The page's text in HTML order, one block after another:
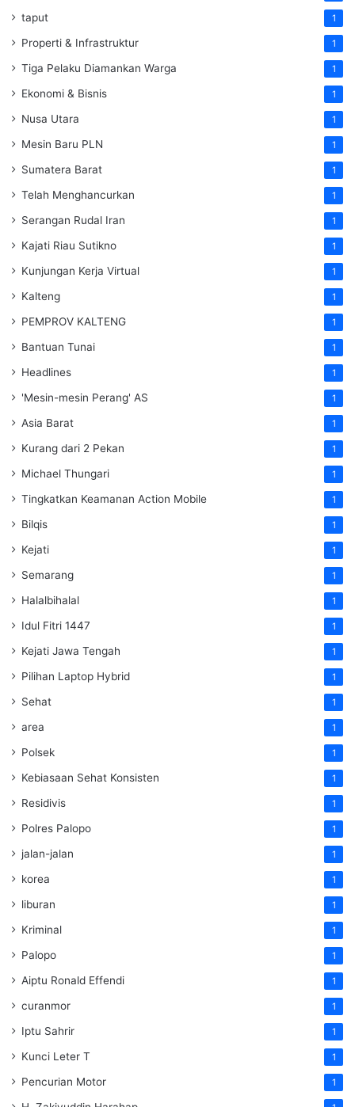
taput 1
Properti & Infrastruktur 1
Tiga Pelaku Diamankan Warga 1
Ekonomi & Bisnis 1
Nusa Utara 1
Mesin Baru PLN 1
Sumatera Barat 1
Telah Menghancurkan 1
Serangan Rudal Iran 1
Kajati Riau Sutikno 1
Kunjungan Kerja Virtual 1
Kalteng 1
PEMPROV KALTENG 1
Bantuan Tunai 1
Headlines 1
'Mesin-mesin Perang' AS 1
Asia Barat 1
Kurang dari 2 Pekan 1
Michael Thungari 1
Tingkatkan Keamanan Action Mobile 1
Bilqis 1
Kejati 1
Semarang 1
Halalbihalal 1
Idul Fitri 1447 1
Kejati Jawa Tengah 1
Pilihan Laptop Hybrid 1
Sehat 1
area 1
Polsek 1
Kebiasaan Sehat Konsisten 1
Residivis 1
Polres Palopo 1
jalan-jalan 1
korea 1
liburan 1
Kriminal 1
Palopo 1
Aiptu Ronald Effendi 1
curanmor 1
Iptu Sahrir 1
Kunci Leter T 1
Pencurian Motor 1